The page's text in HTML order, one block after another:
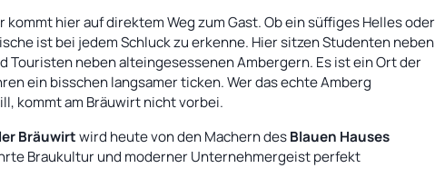
kommt hier auf direktem Weg zum Gast. Ob ein süffiges Helles oder
ist bei jedem Schluck zu erkenne. Hier sitzen Studenten neben
Touristen neben alteingesessenen Ambergern. Es ist ein Ort der
ein bisschen langsamer ticken. Wer das echte Amberg
kommt am Bräuwirt nicht vorbei.
Bräuwirtwird heute von den Machern desBlauen Hauses
Braukultur und moderner Unternehmergeist perfekt